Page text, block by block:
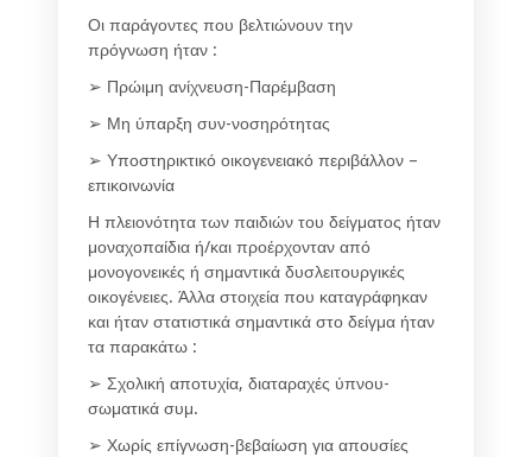
Οι παράγοντες που βελτιώνουν την
πρόγνωση ήταν :
➢ Πρώιμη ανίχνευση-Παρέμβαση
➢ Μη ύπαρξη συν-νοσηρότητας
➢ Υποστηρικτικό οικογενειακό περιβάλλον –
επικοινωνία
Η πλειονότητα των παιδιών του δείγματος ήταν
μοναχοπαίδια ή/και προέρχονταν από
μονογονεικές ή σημαντικά δυσλειτουργικές
οικογένειες. Άλλα στοιχεία που καταγράφηκαν
και ήταν στατιστικά σημαντικά στο δείγμα ήταν
τα παρακάτω :
➢ Σχολική αποτυχία, διαταραχές ύπνου-
σωματικά συμ.
➢ Χωρίς επίγνωση-βεβαίωση για απουσίες